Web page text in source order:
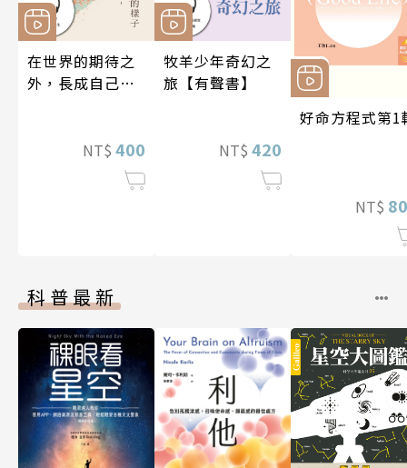
在世界的期待之
外，長成自己的
NT$ 400
牧羊少年奇幻之
旅【有聲書】
NT$ 420
好命方程式第1
NT$
科普最新